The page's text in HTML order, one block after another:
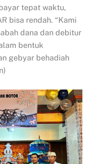
tepat waktu,
bisa rendah. “Kami
dana dan debitur
bentuk
gebyar behadiah